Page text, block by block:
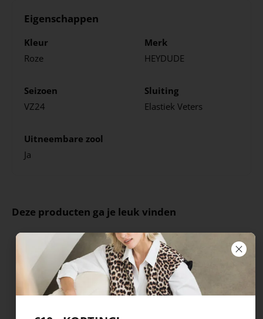
Eigenschappen
Kleur
Roze
Merk
HEYDUDE
Seizoen
VZ24
Sluiting
Elastiek Veters
Uitneembare zool
Ja
Deze producten ga je leuk vinden